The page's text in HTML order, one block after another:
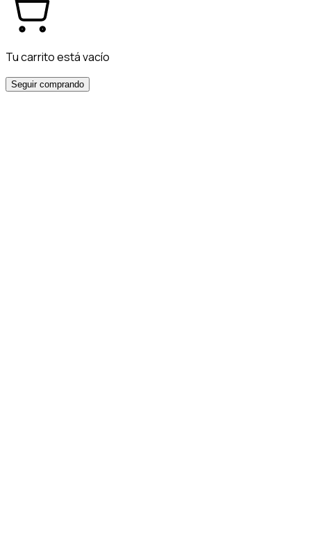
Tu carrito está vacío
Seguir comprando